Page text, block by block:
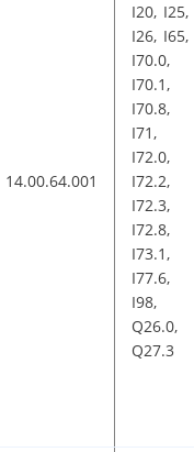
14.00.64.001
I20, I25,
I26, I65,
I70.0,
I70.1,
I70.8,
I71,
I72.0,
I72.2,
I72.3,
I72.8,
I73.1,
I77.6,
I98,
Q26.0,
Q27.3